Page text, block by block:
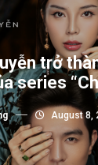
trở
series
August 8,